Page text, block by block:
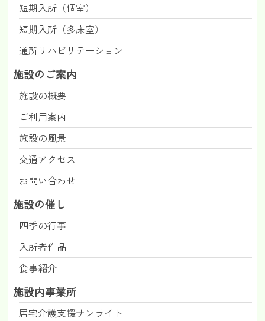
短期入所（個室）
短期入所（多床室）
通所リハビリテーション
施設のご案内
施設の概要
ご利用案内
施設の風景
交通アクセス
お問い合わせ
施設の催し
四季の行事
入所者作品
食事紹介
施設内事業所
居宅介護支援サンライト